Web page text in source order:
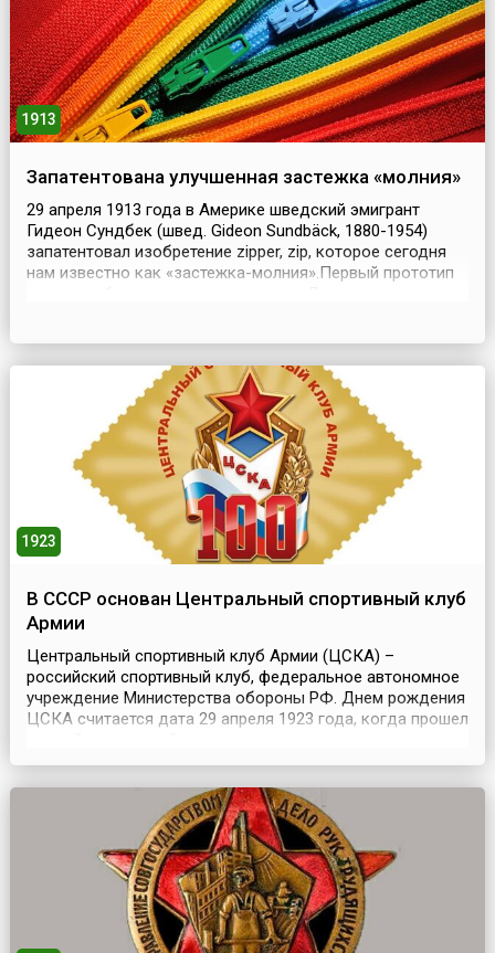
1913
Запатентована улучшенная застежка «молния»
29 апреля 1913 года в Америке шведский эмигрант
Гидеон Сундбек (швед. Gideon Sundbäck, 1880-1954)
запатентовал изобретение zipper, zip, которое сегодня
нам известно как «застежка-молния».Первый прототип
1923
В СССР основан Центральный спортивный клуб
Армии
Центральный спортивный клуб Армии (ЦСКА) –
российский спортивный клуб, федеральное автономное
учреждение Министерства обороны РФ. Днем рождения
ЦСКА считается дата 29 апреля 1923 года, когда прошел
армейцев – футбольный матч за первенство столицы.
ОППВ – Опытно-показательная военно-спортивная пл...